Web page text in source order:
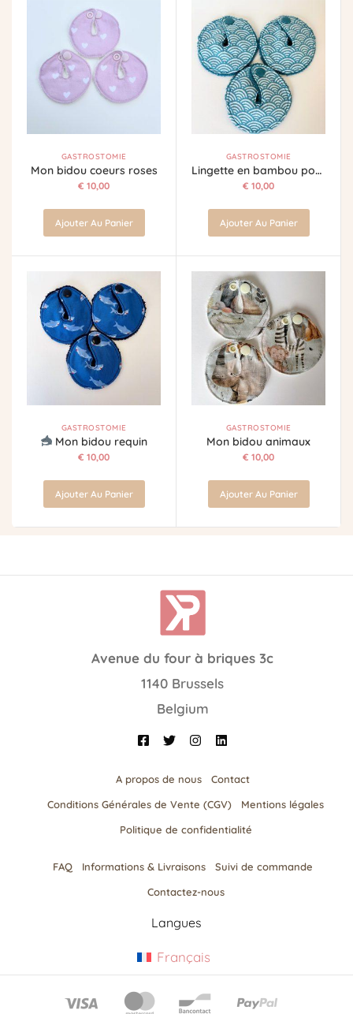
GASTROSTOMIE
Mon bidou coeurs roses
€ 10,00
Ajouter Au Panier
GASTROSTOMIE
Lingette en bambou pour sonde gastrique
€ 10,00
Ajouter Au Panier
GASTROSTOMIE
Mon bidou requin
€ 10,00
Ajouter Au Panier
GASTROSTOMIE
Mon bidou animaux
€ 10,00
Ajouter Au Panier
Avenue du four à briques 3c
1140 Brussels
Belgium
A propos de nous
Contact
Conditions Générales de Vente (CGV)
Mentions légales
Politique de confidentialité
FAQ Informations & Livraisons​
Suivi de commande
Contactez-nous
Langues
Français